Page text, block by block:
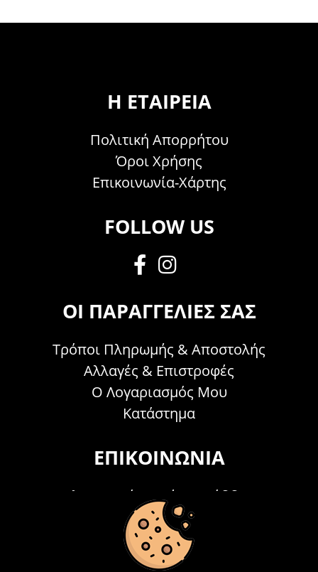
Η ΕΤΑΙΡΕΊΑ
Πολιτική Απορρήτου
Όροι Χρήσης
Επικοινωνία-Χάρτης
FOLLOW US
ΟΙ ΠΑΡΑΓΓΕΛΊΕΣ ΣΑΣ
Τρόποι Πληρωμής & Αποστολής
Αλλαγές & Επιστροφές
Ο Λογαριασμός Μου
Κατάστημα
ΕΠΙΚΟΙΝΩΝΊΑ
Τηλεφωνικά Δευτέρα - Σάββατο
09:00 - 15:00
Τ: 26214 00104
info@acosmetics.gr